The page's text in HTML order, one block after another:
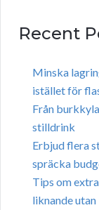
Recent
Minska
istället för
Från
stilldrink
Erbjud flera
spräcka
Tips om
liknande